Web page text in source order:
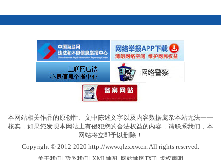
本网站相关作品的原创性、文中陈述文字以及内容数据庞杂本站无法一一
核实，如果您发现本网站上有侵犯您的合法权益的内容，请联系我们，本
网站将立即予以删除！
Copyright © 2012-2020 http://www.qlzxxw.cn, All rights reserved.
关于我们 联系我们 XML地图 网站地图TXT| 版权声明